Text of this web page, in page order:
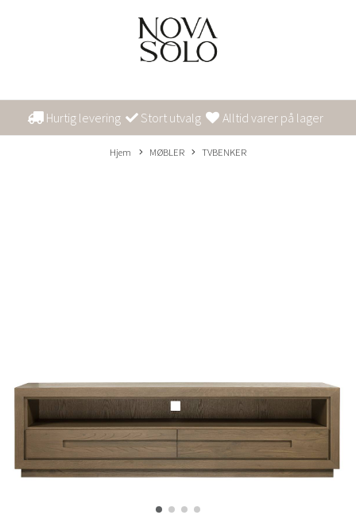
Hurtig levering Stort utvalg Alltid varer på lager
Hjem MØBLER TVBENKER